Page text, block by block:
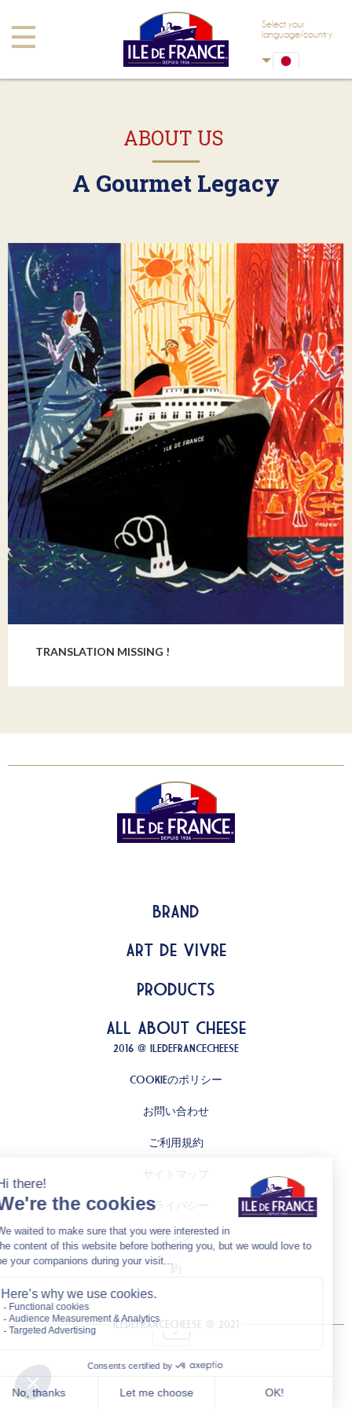
Toggle
navigation
Select your
language/country
ABOUT US
A Gourmet Legacy
TRANSLATION MISSING !
Brand
Art de Vivre
Products
All about Cheese
2016 @ ILEDEFRANCECHEESE
COOKIEのポリシー
ILEDEFRANCECHEESE @ 2021
お問い合わせ
ご利用規約
サイトマップ
プライバシー
リンク
約